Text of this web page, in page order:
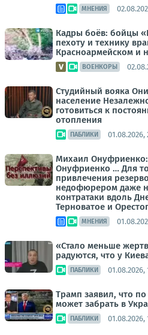
МНЕНИЯ
Кадры боёв: бойцы
пехоту и технику
Красноармейском и
ВОЕНКОРЫ
Студийный вояка
население
готовиться к
отопления
ПАБЛИКИ 01.08.2026,
Михаил
Онуфриенко … Для
привлечения
недофюрером даже
контратаки вдоль
Терноватое и
МНЕНИЯ
«Стало меньше
радуются, что у
ПАБЛИКИ 01.08.2026,
Трамп заявил, что
может забрать в
ПАБЛИКИ 01.08.2026,